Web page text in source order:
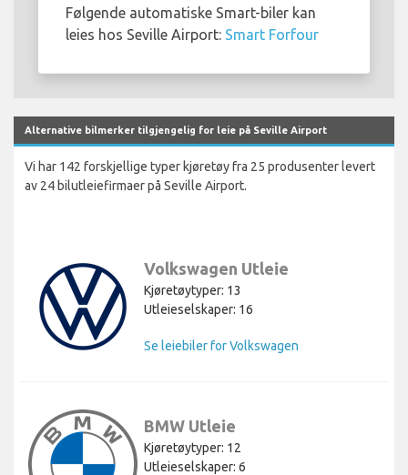
Følgende automatiske Smart-biler kan
leies hos Seville Airport: Smart Forfour
Alternative bilmerker tilgjengelig for leie på Seville Airport
Vi har 142 forskjellige typer kjøretøy fra 25 produsenter levert
av 24 bilutleiefirmaer på Seville Airport.
Volkswagen Utleie
Kjøretøytyper: 13
Utleieselskaper: 16
Se leiebiler for Volkswagen
BMW Utleie
Kjøretøytyper: 12
Utleieselskaper: 6